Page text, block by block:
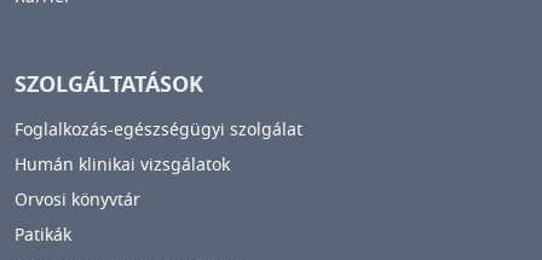
SZOLGÁLTATÁSOK
Foglalkozás-egészségügyi szolgálat
Humán klinikai vizsgálatok
Orvosi könyvtár
Patikák